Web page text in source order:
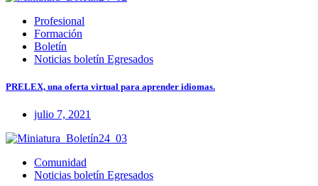
Profesional
Formación
Boletín
Noticias boletín Egresados
PRELEX, una oferta virtual para aprender idiomas.
julio 7, 2021
Comunidad
Noticias boletín Egresados